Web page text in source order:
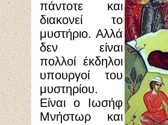
πάντοτε και
διακονεί το
μυστήριο. Αλλά
δεν είναι
πολλοί έκδηλοι
υπουργοί του
μυστηρίου.
Είναι ο Ιωσήφ
Μνήστωρ και